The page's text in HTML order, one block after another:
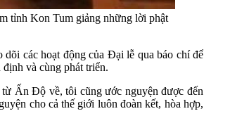
tỉnh Kon Tum giảng những lời phật
các hoạt động của Đại lễ qua báo chí để
và cùng phát triển.
Ấn Độ về, tôi cũng ước nguyện được đến
cho cả thế giới luôn đoàn kết, hòa hợp,